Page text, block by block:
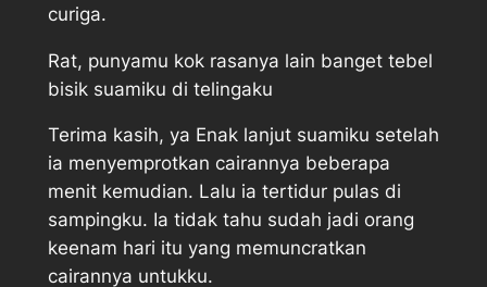
curiga.
Rat, punyamu kok rasanya lain banget tebel
bisik suamiku di telingaku
Terima kasih, ya Enak lanjut suamiku setelah
ia menyemprotkan cairannya beberapa
menit kemudian. Lalu ia tertidur pulas di
sampingku. Ia tidak tahu sudah jadi orang
keenam hari itu yang memuncratkan
cairannya untukku.